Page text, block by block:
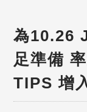
為10.26
足準備
TIPS 增